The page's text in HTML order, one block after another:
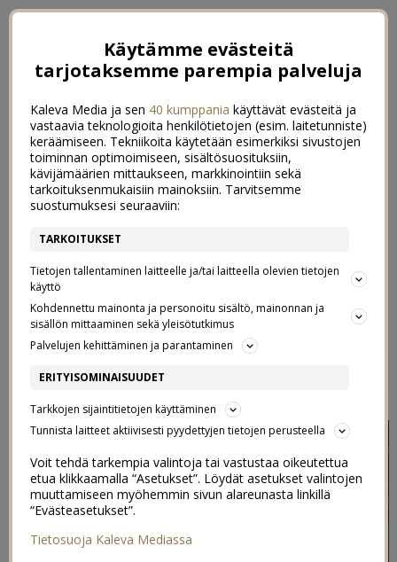
BURLESQUE TSUNAMI
Käytämme evästeitä
tarjotaksemme parempia palveluja
Kaleva Media ja sen 40 kumppania käyttävät evästeitä ja
vastaavia teknologioita henkilötietojen (esim. laitetunniste)
keräämiseen. Tekniikoita käytetään esimerkiksi sivustojen
toiminnan optimoimiseen, sisältösuosituksiin,
kävijämäärien mittaukseen, markkinointiin sekä
tarkoituksenmukaisiin mainoksiin. Tarvitsemme
suostumuksesi seuraaviin:
TARKOITUKSET
Tietojen tallentaminen laitteelle ja/tai laitteella olevien tietojen
käyttö
Kohdennettu mainonta ja personoitu sisältö, mainonnan ja
sisällön mittaaminen sekä yleisötutkimus
Palvelujen kehittäminen ja parantaminen
ERITYISOMINAISUUDET
Tarkkojen sijaintitietojen käyttäminen
Tunnista laitteet aktiivisesti pyydettyjen tietojen perusteella
Voit tehdä tarkempia valintoja tai vastustaa oikeutettua
etua klikkaamalla “Asetukset”. Löydät asetukset valintojen
muuttamiseen myöhemmin sivun alareunasta linkillä
“Evästeasetukset”.
Tietosuoja Kaleva Mediassa